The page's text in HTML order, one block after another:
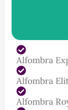
Alfombra
Alfombra
Alfombra